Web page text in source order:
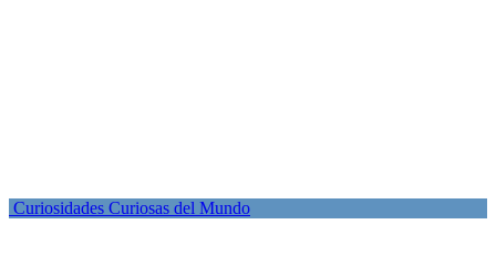
Curiosidades Curiosas del Mundo